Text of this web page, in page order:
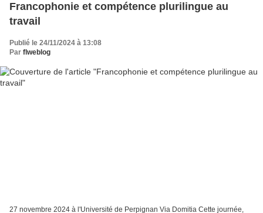
Francophonie et compétence plurilingue au
travail
Publié le 24/11/2024 à 13:08
Par flweblog
27 novembre 2024 à l'Université de Perpignan Via Domitia Cette journée,